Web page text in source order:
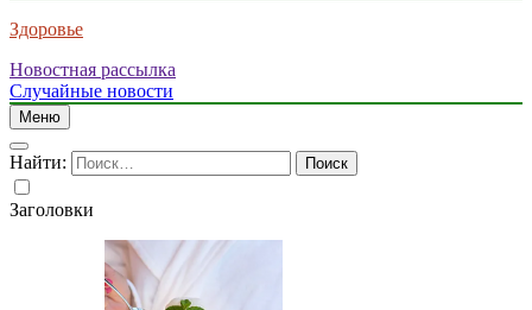
Здоровье
Новостная рассылка
Случайные новости
Меню
Найти:
Заголовки